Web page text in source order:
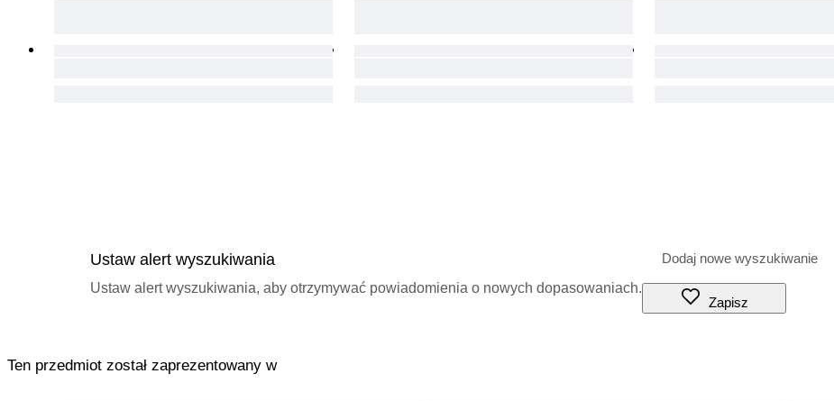
Ustaw alert wyszukiwania
Ustaw alert wyszukiwania, aby otrzymywać powiadomienia o nowych dopasowaniach.
Zapisz
Ten przedmiot został zaprezentowany w